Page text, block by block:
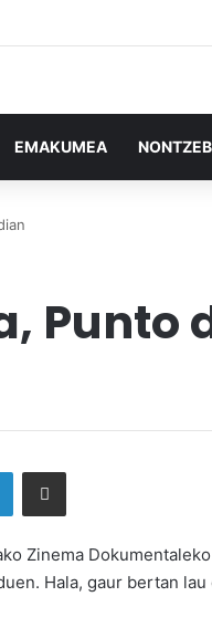
EMAKUMEA
Punto
Zinema
Hala, gaur bertan lau